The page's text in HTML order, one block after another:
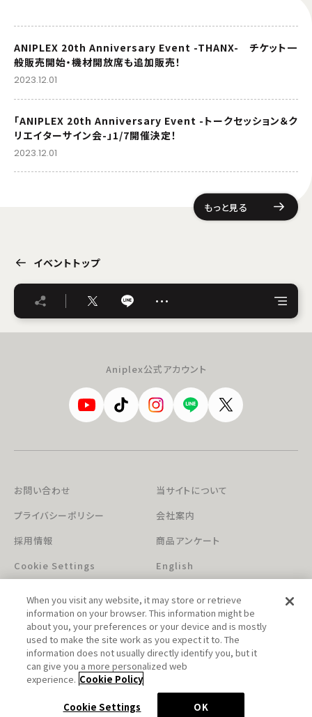
ANIPLEX 20th Anniversary Event -THANX- チケット一
般販売開始・機材開放席も追加販売！
2023.12.01
「ANIPLEX 20th Anniversary Event -トークセッション＆ク
リエイターサイン会-」1/7開催決定！
2023.12.01
もっと見る
イベントトップ
…
Aniplex公式アカウント
お問い合わせ
当サイトについて
プライバシーポリシー
会社案内
採用情報
商品アンケート
Cookie Settings
English
このホームページに掲載されている著作物の無断利用を禁じます。
© Aniplex Inc. All rights reserved.
When you visit any website, it may store or retrieve
information on your browser. This information might be
about you, your preferences or your device and is mostly
used to make the site work as you expect it to. The
information does not usually directly identify you, but it
can give you a more personalized web
experience. Cookie Policy
Cookie Settings OK